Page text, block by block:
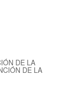
DE LA
DE LA